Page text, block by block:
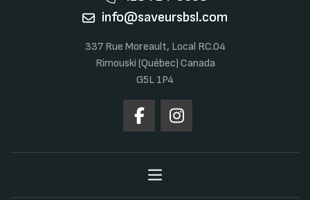
info@saveursbsl.com
337 Rue Moreault, Local RC.04
Rimouski (Québec) Canada
G5L 1P4